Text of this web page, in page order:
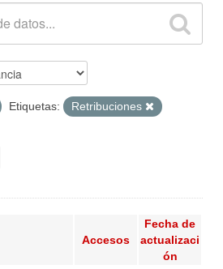
Etiquetas:
Retribuciones
Accesos
Fecha de
actualizaci
ón